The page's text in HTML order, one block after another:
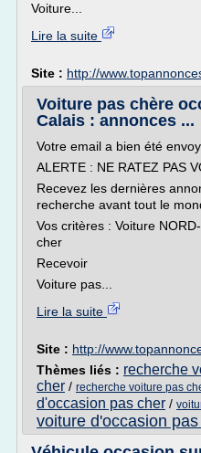
Voiture...
Lire la suite
Site : http://
Voiture pas chère
Calais : annonces ...
Votre email a bien été
ALERTE : NE RATEZ PAS
Recevez les dernières
recherche avant tout le
Vos critères : Voiture
cher
Recevoir
Voiture pas...
Lire la suite
Site : http://
Thèmes liés : recherche
cher / recherche voiture pas
d'occasion pas cher /
voiture d'occasion